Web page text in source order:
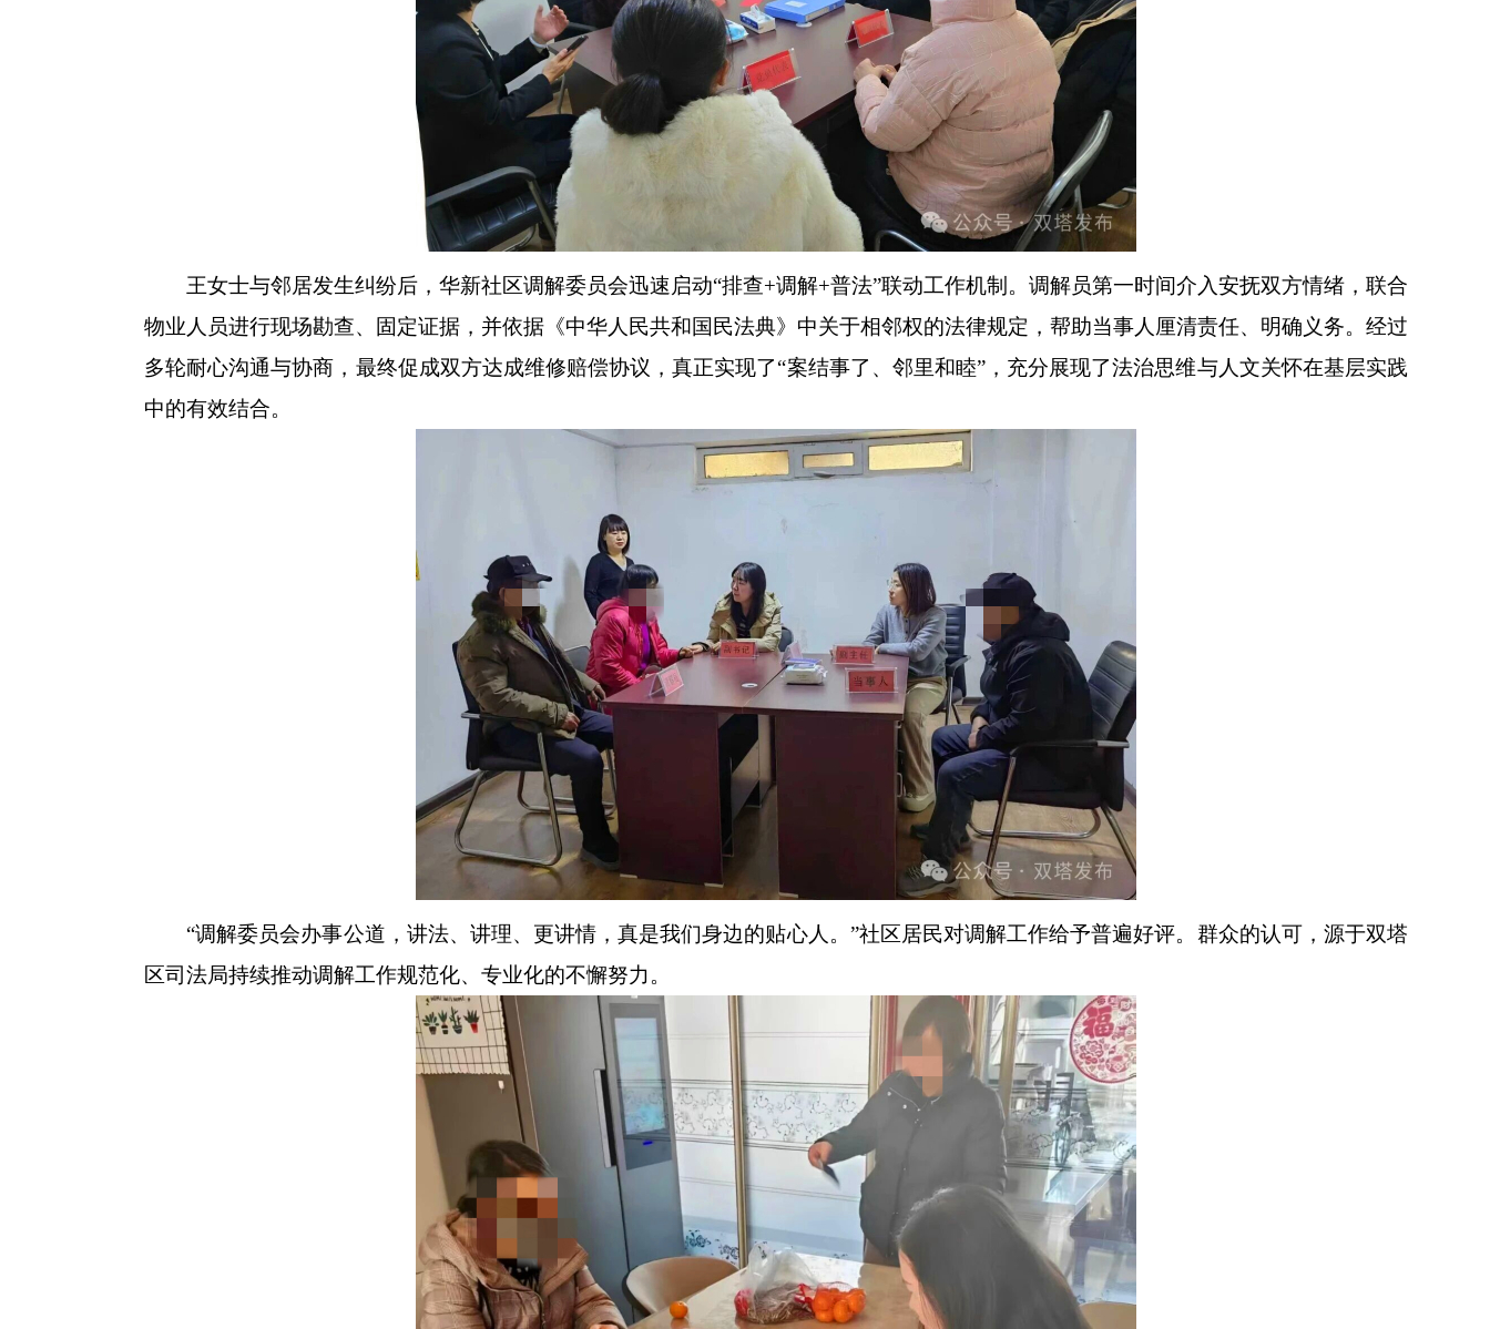
王女士与邻居发生纠纷后，华新社区调解委员会迅速启动“排查+调解+普法”联动工作机制。调解员第一时间介入安抚双方情绪，联合
物业人员进行现场勘查、固定证据，并依据《中华人民共和国民法典》中关于相邻权的法律规定，帮助当事人厘清责任、明确义务。经过
多轮耐心沟通与协商，最终促成双方达成维修赔偿协议，真正实现了“案结事了、邻里和睦”，充分展现了法治思维与人文关怀在基层实践
中的有效结合。
“调解委员会办事公道，讲法、讲理、更讲情，真是我们身边的贴心人。”社区居民对调解工作给予普遍好评。群众的认可，源于双塔
区司法局持续推动调解工作规范化、专业化的不懈努力。